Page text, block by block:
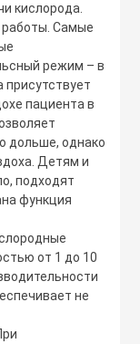
кислорода.
Самые
режим – в
присутствует
пациента в
дольше, однако
Детям и
подходят
функция
от 1 до 10
не